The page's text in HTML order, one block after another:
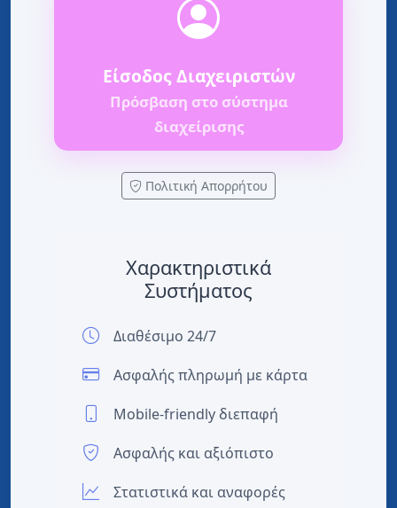
Είσοδος Διαχειριστών
Πρόσβαση στο σύστημα
διαχείρισης
Πολιτική Απορρήτου
Χαρακτηριστικά
Συστήματος
Διαθέσιμο 24/7
Ασφαλής πληρωμή με κάρτα
Mobile-friendly διεπαφή
Ασφαλής και αξιόπιστο
Στατιστικά και αναφορές